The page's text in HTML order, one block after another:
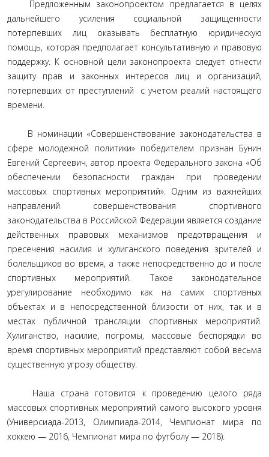
Предложенным законопроектом предлагается в целях
дальнейшего усиления социальной защищенности
потерпевших лиц оказывать бесплатную юридическую
помощь, которая предполагает консультативную и правовую
поддержку. К основной цели законопроекта следует отнести
защиту прав и законных интересов лиц и организаций,
потерпевших от преступлений с учетом реалий настоящего
времени.
В номинации «Совершенствование законодательства в
сфере молодежной политики» победителем признан Бунин
Евгений Сергеевич, автор проекта Федерального закона «Об
обеспечении безопасности граждан при проведении
массовых спортивных мероприятий». Одним из важнейших
направлений совершенствования спортивного
законодательства в Российской Федерации является создание
действенных правовых механизмов предотвращения и
пресечения насилия и хулиганского поведения зрителей и
болельщиков во время, а также непосредственно до и после
спортивных мероприятий. Такое законодательное
урегулирование необходимо как на самих спортивных
объектах и в непосредственной близости от них, так и в
местах публичной трансляции спортивных мероприятий.
Хулиганство, насилие, погромы, массовые беспорядки во
время спортивных мероприятий представляют собой весьма
существенную угрозу обществу.
Наша страна готовится к проведению целого ряда
массовых спортивных мероприятий самого высокого уровня
(Универсиада-2013, Олимпиада-2014, Чемпионат мира по
хоккею — 2016, Чемпионат мира по футболу — 2018).